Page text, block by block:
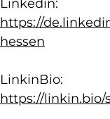
Linkedin:
https://
hessen
LinkinBio:
https://linkin.bio/